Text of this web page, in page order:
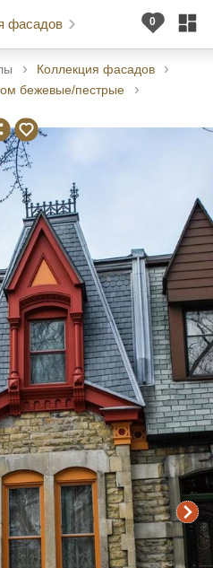
фасадов
Коллекция фасадов
бежевые/пестрые